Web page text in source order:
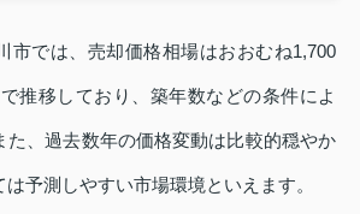
市では、売却価格相場はおおむね1,700
推移しており、築年数などの条件によ
た、過去数年の価格変動は比較的穏やか
予測しやすい市場環境といえます。